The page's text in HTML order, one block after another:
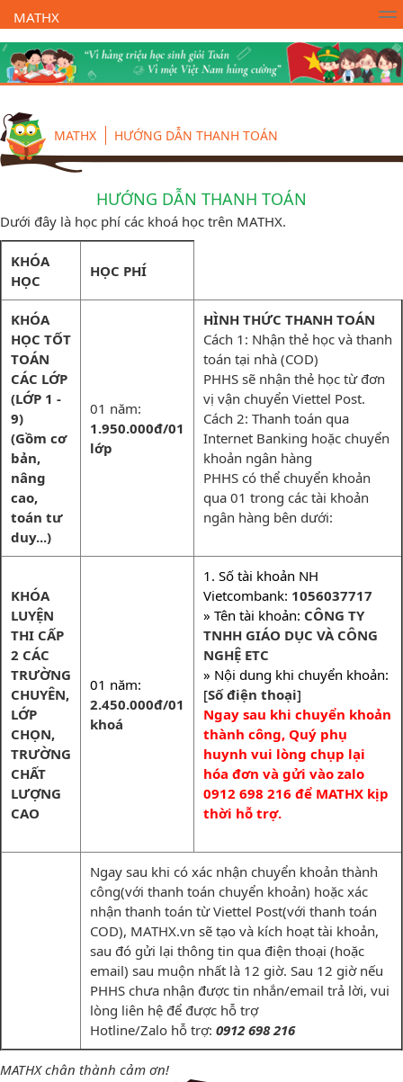
MATHX
Trường Toán Online MATHX Học toán - Lớp 1
MATHX HƯỚNG DẪN THANH TOÁN
HƯỚNG DẪN THANH TOÁN
Dưới đây là học phí các khoá học trên MATHX.
KHÓA
HỌC
HỌC PHÍ
KHÓA
HỌC TỐT
TOÁN
CÁC LỚP
(LỚP 1 -
9)
(Gồm cơ
bản,
nâng
cao,
toán tư
duy...)
01 năm:
1.950.000đ/01
lớp
HÌNH THỨC THANH TOÁN
Cách 1: Nhận thẻ học và thanh
toán tại nhà (COD)
PHHS sẽ nhận thẻ học từ đơn
vị vận chuyển Viettel Post.
Cách 2: Thanh toán qua
Internet Banking hoặc chuyển
khoản ngân hàng
PHHS có thể chuyển khoản
qua 01 trong các tài khoản
ngân hàng bên dưới:
KHÓA
LUYỆN
THI CẤP
2 CÁC
TRƯỜNG
CHUYÊN,
LỚP
CHỌN,
TRƯỜNG
CHẤT
LƯỢNG
CAO
01 năm:
2.450.000đ/01
khoá
1. Số tài khoản NH
Vietcombank: 1056037717
» Tên tài khoản: CÔNG TY
TNHH GIÁO DỤC VÀ CÔNG
NGHỆ ETC
» Nội dung khi chuyển khoản:
[Số điện thoại]
Ngay sau khi chuyển khoản
thành công, Quý phụ
huynh vui lòng chụp lại
hóa đơn và gửi vào zalo
0912 698 216 để MATHX kịp
thời hỗ trợ.
Ngay sau khi có xác nhận chuyển khoản thành
công(với thanh toán chuyển khoản) hoặc xác
nhận thanh toán từ Viettel Post(với thanh toán
COD), MATHX.vn sẽ tạo và kích hoạt tài khoản,
sau đó gửi lại thông tin qua điện thoại (hoặc
email) sau muộn nhất là 12 giờ. Sau 12 giờ nếu
PHHS chưa nhận được tin nhắn/email trả lời, vui
lòng liên hệ để được hỗ trợ
Hotline/Zalo hỗ trợ: 0912 698 216
MATHX chân thành cảm ơn!